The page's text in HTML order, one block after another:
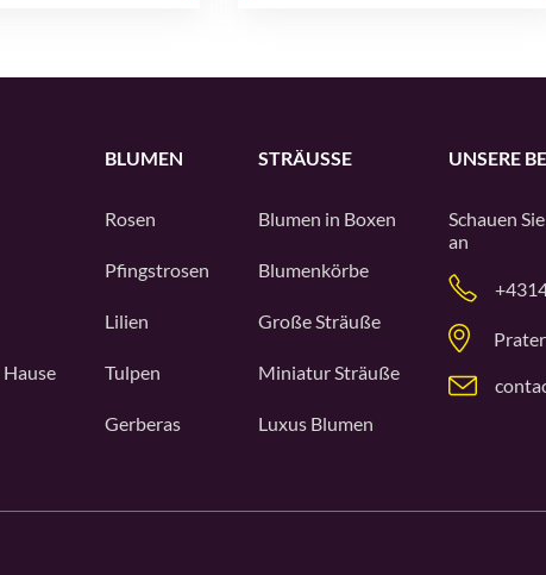
BLUMEN
Rosen
Pfingstrosen
Lilien
Tulpen
Gerberas
STRÄUSSE
Blumen in Boxen
Blumenkörbe
Große Sträuße
Miniatur Sträuße
Luxus Blumen
UNSERE
Schauen
an